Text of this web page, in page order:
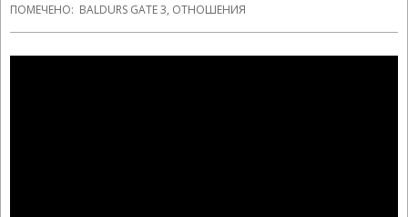
ПОМЕЧЕНО: BALDURS GATE 3, ОТНОШЕНИЯ